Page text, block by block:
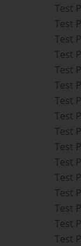
Test
Test
Test
Test